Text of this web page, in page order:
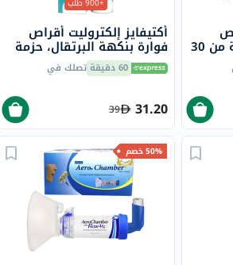
30
أكتيفايز إلكتروليت أقراص
فوارة بنكهة البرتقال، حزمة
من 20 60 دقيقة تصلك في
31.20
39
50% خصم